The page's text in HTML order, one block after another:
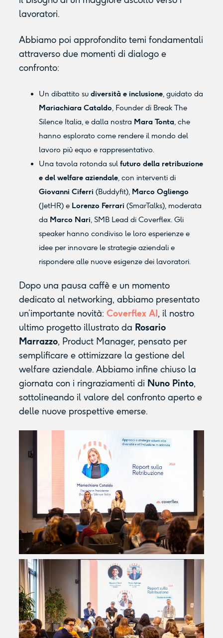
lavoratori.
Abbiamo poi approfondito temi fondamentali
attraverso due momenti di dialogo e
confronto:
Un dibattito su diversità e inclusione, guidato da
Mariachiara Cataldo , Founder di Break The
Silence Italia, e dalla nostra Mara Tonta , che
hanno esplorato come rendere il mondo del
lavoro più equo e rappresentativo.
Una tavola rotonda sul futuro della retribuzione
e del welfare aziendale, con interventi di
Giovanni Ciferri (Buddyfit), Marco Ogliengo
(JetHR) e Lorenzo Ferrari (SmarTalks), moderata
da Marco Nari , SMB Lead di Coverflex. Gli
speaker hanno condiviso le loro esperienze e
idee per innovare le strategie aziendali e
rispondere alle nuove esigenze dei lavoratori.
Dopo una pausa caffè e un momento
dedicato al networking, abbiamo presentato
un’importante novità: Coverflex AI, il nostro
ultimo progetto illustrato da Rosario
Marrazzo, Product Manager, pensato per
semplificare e ottimizzare la gestione del
welfare aziendale. Abbiamo infine chiuso la
giornata con i ringraziamenti di Nuno Pinto,
sottolineando il valore del confronto aperto e
delle nuove prospettive emerse.